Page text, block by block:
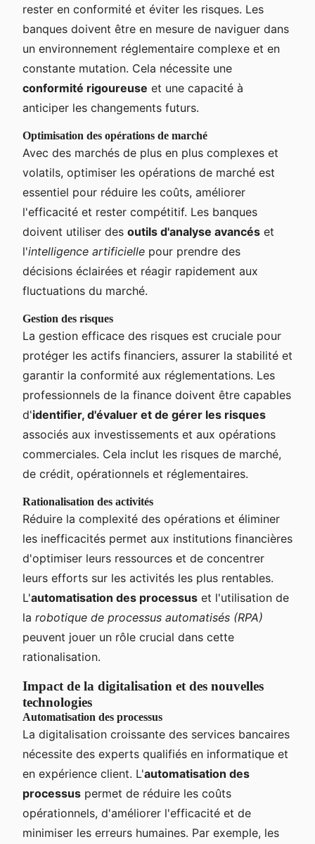
rester en conformité et éviter les risques. Les
banques doivent être en mesure de naviguer dans
un environnement réglementaire complexe et en
constante mutation. Cela nécessite une
conformité rigoureuse et une capacité à
anticiper les changements futurs.
Optimisation des opérations de marché
Avec des marchés de plus en plus complexes et
volatils, optimiser les opérations de marché est
essentiel pour réduire les coûts, améliorer
l'efficacité et rester compétitif. Les banques
doivent utiliser des outils d'analyse avancés et
l'intelligence artificielle pour prendre des
décisions éclairées et réagir rapidement aux
fluctuations du marché.
Gestion des risques
La gestion efficace des risques est cruciale pour
protéger les actifs financiers, assurer la stabilité et
garantir la conformité aux réglementations. Les
professionnels de la finance doivent être capables
d'identifier, d'évaluer et de gérer les risques
associés aux investissements et aux opérations
commerciales. Cela inclut les risques de marché,
de crédit, opérationnels et réglementaires.
Rationalisation des activités
Réduire la complexité des opérations et éliminer
les inefficacités permet aux institutions financières
d'optimiser leurs ressources et de concentrer
leurs efforts sur les activités les plus rentables.
L'automatisation des processus et l'utilisation de
la robotique de processus automatisés (RPA)
peuvent jouer un rôle crucial dans cette
rationalisation.
Impact de la digitalisation et des nouvelles
technologies
Automatisation des processus
La digitalisation croissante des services bancaires
nécessite des experts qualifiés en informatique et
en expérience client. L'automatisation des
processus permet de réduire les coûts
opérationnels, d'améliorer l'efficacité et de
minimiser les erreurs humaines. Par exemple, les